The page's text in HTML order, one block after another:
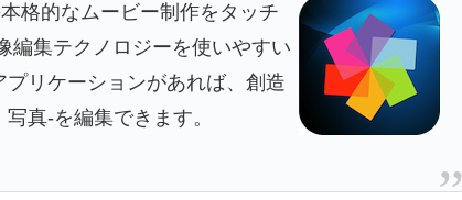
格的なムービー制作をタッチ
編集テクノロジーを使いやすい
リケーションがあれば、創造
真-を編集できます。